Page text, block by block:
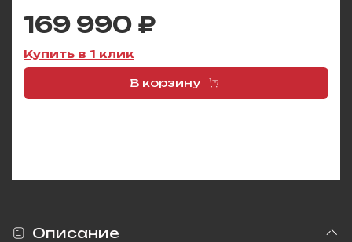
169 990 ₽
Купить в 1 клик
В корзину
Описание